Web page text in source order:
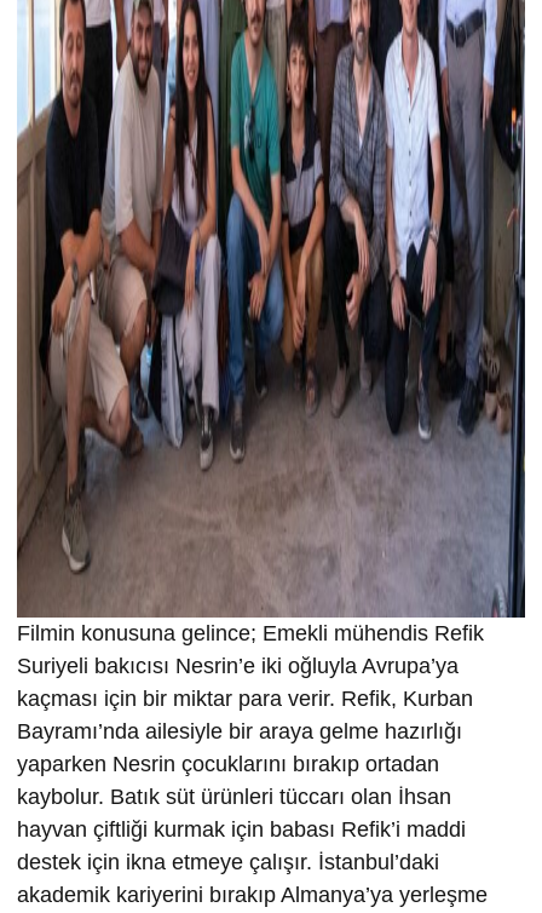
Filmin konusuna gelince; Emekli mühendis Refik
Suriyeli bakıcısı Nesrin’e iki oğluyla Avrupa’ya
kaçması için bir miktar para verir. Refik, Kurban
Bayramı’nda ailesiyle bir araya gelme hazırlığı
yaparken Nesrin çocuklarını bırakıp ortadan
kaybolur. Batık süt ürünleri tüccarı olan İhsan
hayvan çiftliği kurmak için babası Refik’i maddi
destek için ikna etmeye çalışır. İstanbul’daki
akademik kariyerini bırakıp Almanya’ya yerleşme